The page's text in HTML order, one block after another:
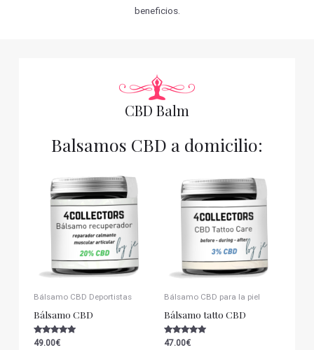
beneficios.
CBD Balm
Balsamos CBD a domicilio:
Bálsamo CBD Deportistas
Bálsamo CBD
Valorado con
49.00€
Bálsamo CBD para la piel
Bálsamo tatto CBD
Valorado con
47.00€